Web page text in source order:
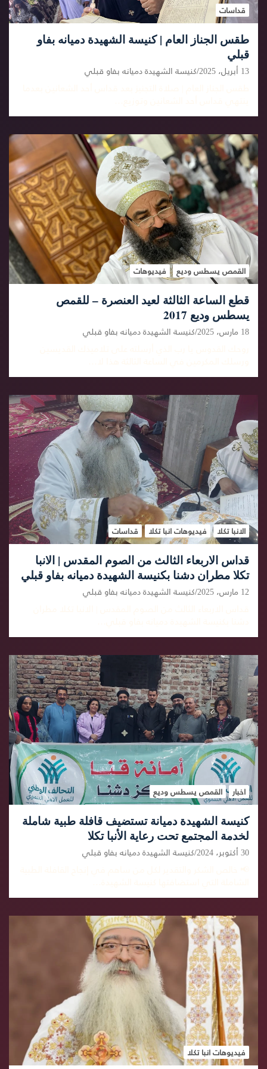
قداسات
طقس الجناز العام | كنيسة الشهيدة دميانه بفاو
قبلي
13 أبريل، 2025 كنيسة الشهيدة دميانه بفاو قبلي
القمص يسطس وديع فيديوهات
قطع الساعة الثالثة لعيد العنصرة – للقمص
يسطس وديع 2017
18 مارس، 2025 كنيسة الشهيدة دميانه بفاو قبلي
الانبا تكلا فيديوهات انبا تكلا قداسات
قداس الاربعاء الثالث من الصوم المقدس | الانبا
تكلا مطران دشنا بكنيسة الشهيدة دميانه بفاو قبلي
12 مارس، 2025 كنيسة الشهيدة دميانه بفاو قبلي
اخبار القمص يسطس وديع
كنيسة الشهيدة دميانة تستضيف قافلة طبية شاملة
لخدمة المجتمع تحت رعاية الأنبا تكلا
30 أكتوبر، 2024 كنيسة الشهيدة دميانه بفاو قبلي
فيديوهات انبا تكلا